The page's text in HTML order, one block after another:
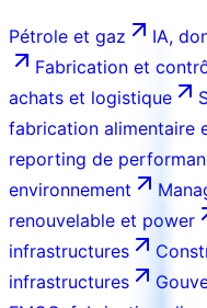
Pétrole et gaz
IA,
Fabrication et
achats et logistique
fabrication alimentaire
reporting de
environnement
renouvelable et power
infrastructures
infrastructures